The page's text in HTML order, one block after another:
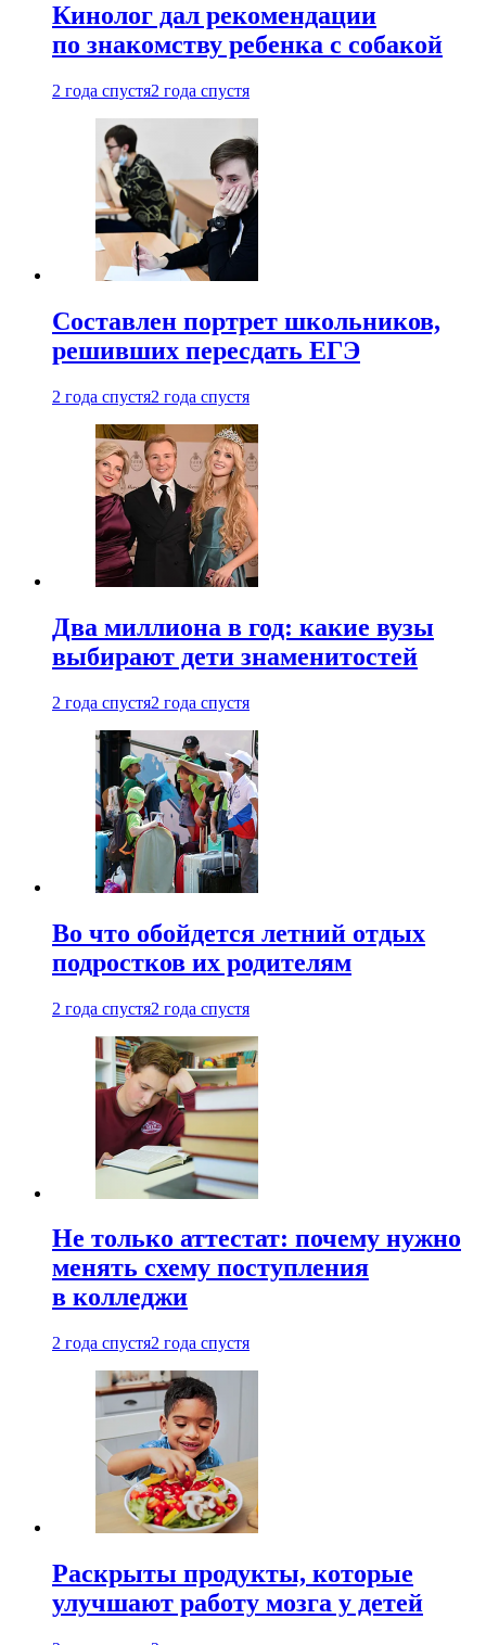
Кинолог дал рекомендации
по знакомству ребенка с собакой
2 года спустя2 года спустя
Составлен портрет школьников,
решивших пересдать ЕГЭ
2 года спустя2 года спустя
Два миллиона в год: какие вузы
выбирают дети знаменитостей
2 года спустя2 года спустя
Во что обойдется летний отдых
подростков их родителям
2 года спустя2 года спустя
Не только аттестат: почему нужно
менять схему поступления
в колледжи
2 года спустя2 года спустя
Раскрыты продукты, которые
улучшают работу мозга у детей